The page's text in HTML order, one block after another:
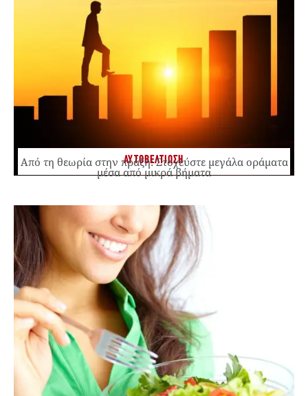
ΑΥΤΟΒΕΛΤΙΩΣΗ
Από τη θεωρία στην πράξη: Στοχεύστε μεγάλα οράματα
μέσα από μικρά βήματα